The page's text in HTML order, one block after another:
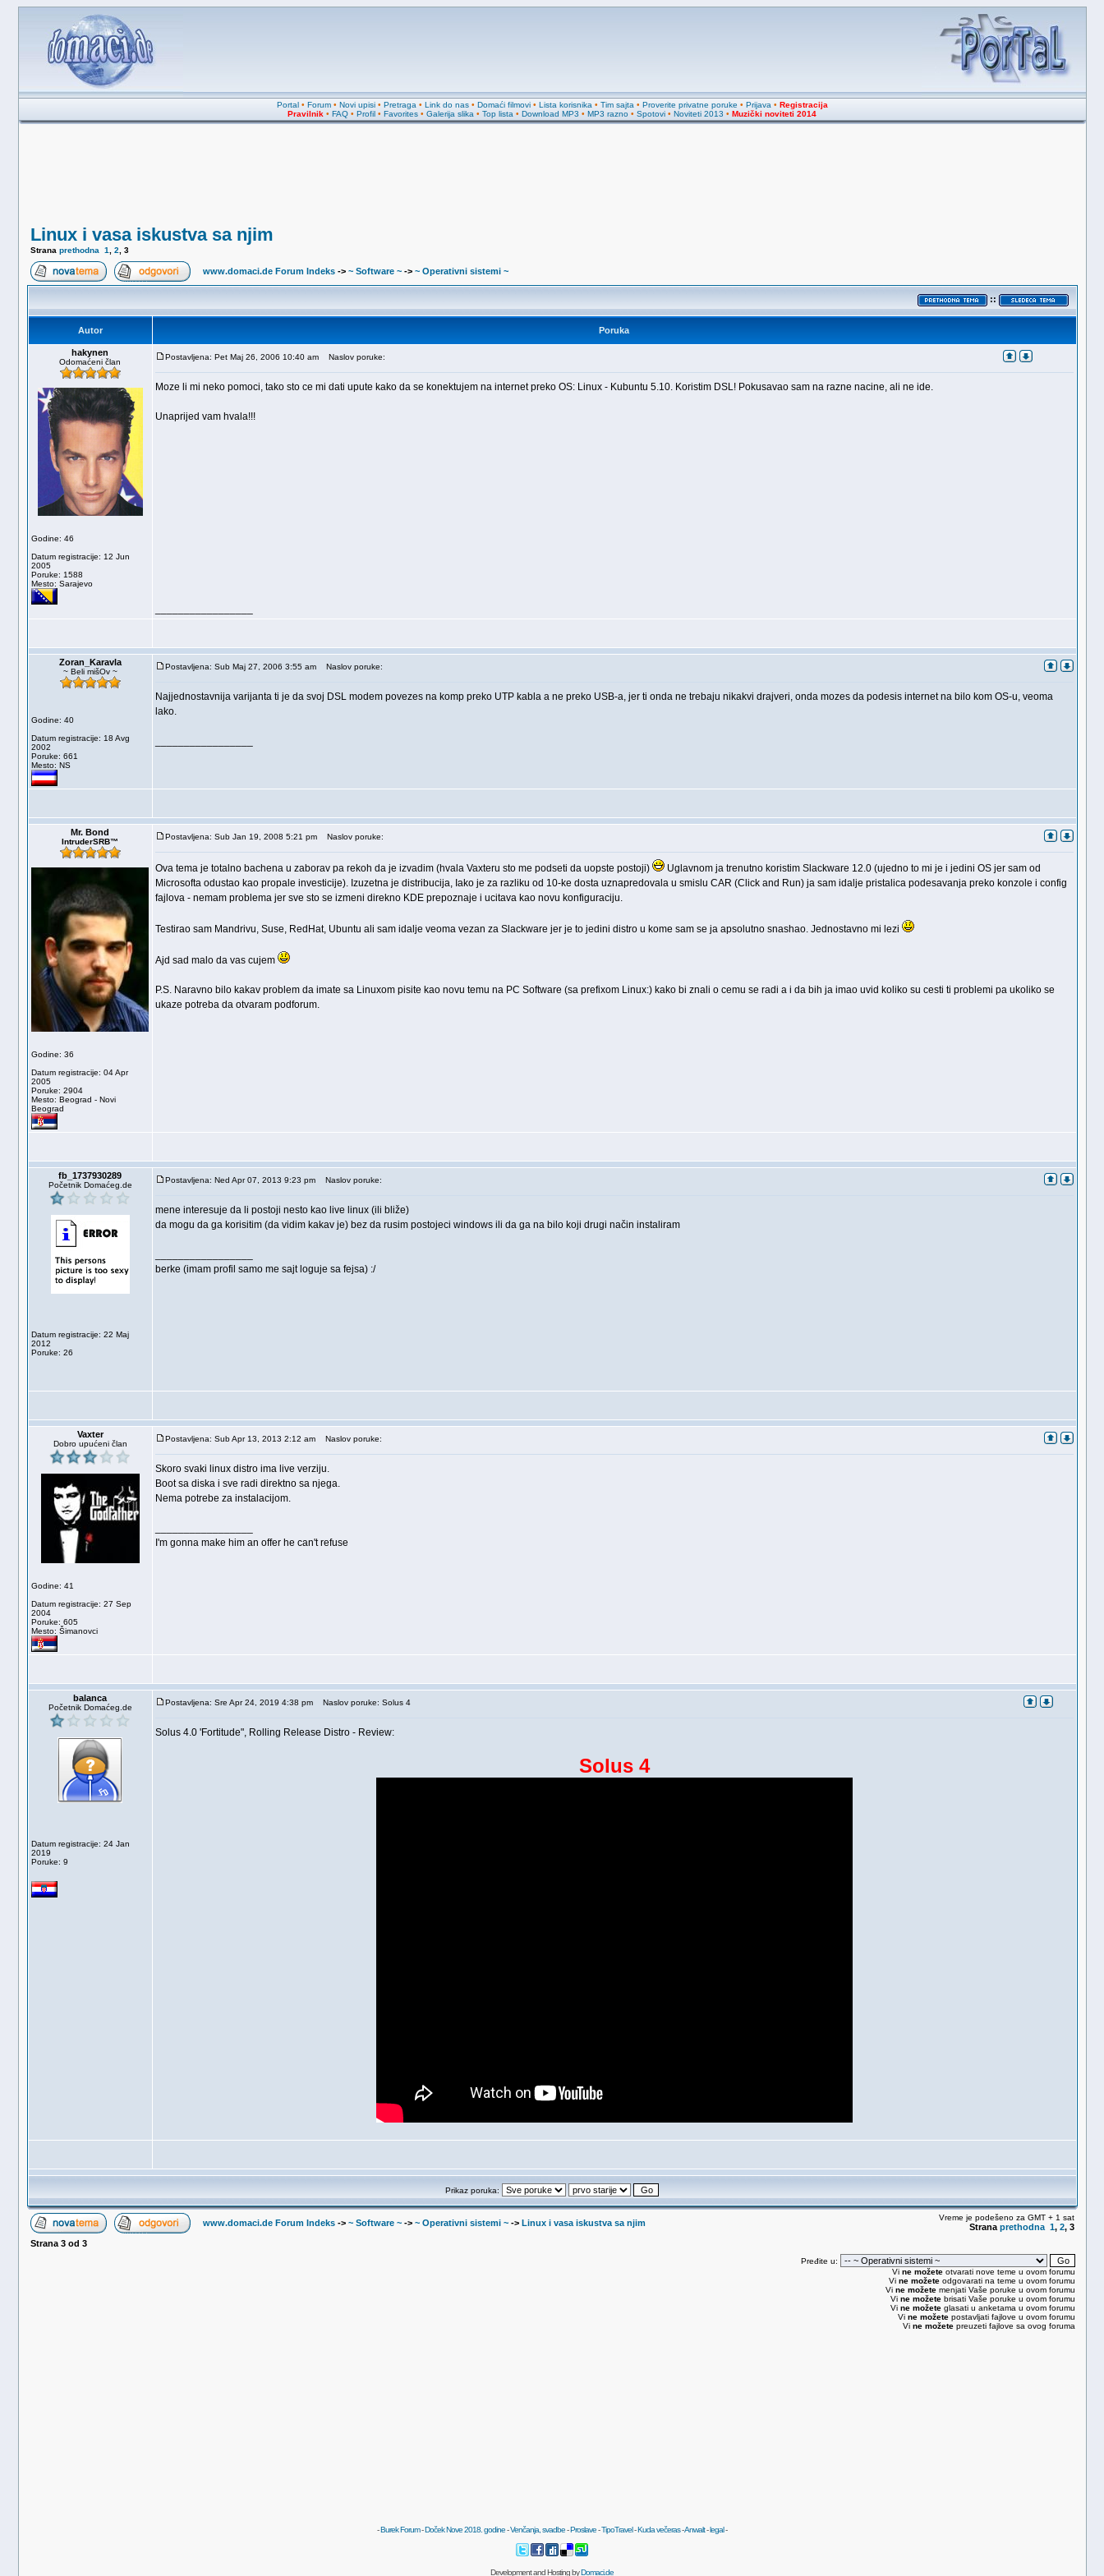
Portal• Forum• Novi upisi• Pretraga • Link do nas• Domaći filmovi• Lista korisnika • Tim sajta • Proverite privatne poruke • Prijava • Registracija
Pravilnik • FAQ • Profil • Favorites • Galerija slika • Top lista • Download MP3 • MP3 razno • Spotovi • Noviteti 2013 • Muzički noviteti 2014
Linux i vasa iskustva sa njim
Strana prethodna 1 2 3
www.domaci.de Forum Indeks-> ~ Software ~-> ~ Operativni sistemi ~
::
Autor Poruka
hakynen
Odomaćeni član
Godine: 46
Datum registracije: 12 Jun
2005
Poruke: 1588
Mesto: Sarajevo
Postavljena: Pet Maj 26, 2006 10:40 am Naslov poruke:
Moze li mi neko pomoci, tako sto ce mi dati upute kako da se konektujem na internet preko OS: Linux - Kubuntu 5.10. Koristim DSL! Pokusavao sam na razne nacine, ali ne ide.
Unaprijed vam hvala!!!
Zoran_Karavla
~ Beli mišOv ~
Godine: 40
Datum registracije: 18 Avg
2002
Poruke: 661
Mesto: NS
Postavljena: Sub Maj 27, 2006 3:55 am Naslov poruke:
Najjednostavnija varijanta ti je da svoj DSL modem povezes na komp preko UTP kabla a ne preko USB-a, jer ti onda ne trebaju nikakvi drajveri, onda mozes da podesis internet na bilo kom OS-u, veoma
lako.
Mr. Bond
IntruderSRB™
Godine: 36
Datum registracije: 04 Apr
2005
Poruke: 2904
Mesto: Beograd - Novi
Beograd
Postavljena: Sub Jan 19, 2008 5:21 pm Naslov poruke:
Ova tema je totalno bachena u zaborav pa rekoh da je izvadim (hvala Vaxteru sto me podseti da uopste postoji)
Uglavnom ja trenutno koristim Slackware 12.0 (ujedno to mi je i jedini OS jer sam od
Microsofta odustao kao propale investicije). Izuzetna je distribucija, Iako je za razliku od 10-ke dosta uznapredovala u smislu CAR (Click and Run) ja sam idalje pristalica podesavanja preko konzole i config
fajlova - nemam problema jer sve sto se izmeni direkno KDE prepoznaje i ucitava kao novu konfiguraciju.
Testirao sam Mandrivu, Suse, RedHat, Ubuntu ali sam idalje veoma vezan za Slackware jer je to jedini distro u kome sam se ja apsolutno snashao. Jednostavno mi lezi
Ajd sad malo da vas cujem
P.S. Naravno bilo kakav problem da imate sa Linuxom pisite kao novu temu na PC Software (sa prefixom Linux:) kako bi znali o cemu se radi a i da bih ja imao uvid koliko su cesti ti problemi pa ukoliko se
ukaze potreba da otvaram podforum.
fb_1737930289
Početnik Domaćeg.de
Datum registracije: 22 Maj
2012
Poruke: 26
Postavljena: Ned Apr 07, 2013 9:23 pm Naslov poruke:
mene interesuje da li postoji nesto kao live linux (ili bliže)
da mogu da ga korisitim (da vidim kakav je) bez da rusim postojeci windows ili da ga na bilo koji drugi način instaliram
berke (imam profil samo me sajt loguje sa fejsa) :/
Vaxter
Dobro upućeni član
Godine: 41
Datum registracije: 27 Sep
2004
Poruke: 605
Mesto: Šimanovci
Postavljena: Sub Apr 13, 2013 2:12 am Naslov poruke:
Skoro svaki linux distro ima live verziju.
Boot sa diska i sve radi direktno sa njega.
Nema potrebe za instalacijom.
I'm gonna make him an offer he can't refuse
balanca
Početnik Domaćeg.de
Datum registracije: 24 Jan
2019
Poruke: 9
Postavljena: Sre Apr 24, 2019 4:38 pm Naslov poruke: Solus 4
Solus 4.0 'Fortitude", Rolling Release Distro - Review:
Solus 4
Prikaz poruka:
www.domaci.de Forum Indeks-> ~ Software ~-> ~ Operativni sistemi ~-> Linux i vasa iskustva sa njim
Vreme je podešeno za GMT + 1 sat
Strana prethodna 1, 2, 3
Strana 3od 3
Pređite u:
Vi ne možeteotvarati nove teme u ovom forumu
Vi ne možeteodgovarati na teme u ovom forumu
Vi ne možetemenjati Vaše poruke u ovom forumu
Vi ne možetebrisati Vaše poruke u ovom forumu
Vi ne možeteglasati u anketama u ovom forumu
Vi ne možetepostavljati fajlove u ovom forumu
Vi ne možetepreuzeti fajlove sa ovog foruma
-Burek Forum-Doček Nove 2018. godine-Venčanja, svadbe-Proslave-TipoTravel-Kuda večeras-Anwalt-legal-
Development and Hosting byDomaci.de